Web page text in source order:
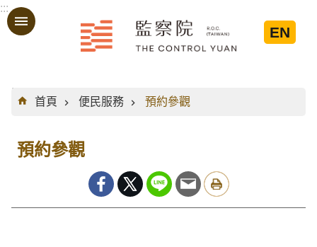
跳到主要內容區塊
:::
EN
:::
首頁
便民服務 預約參觀
預約參觀